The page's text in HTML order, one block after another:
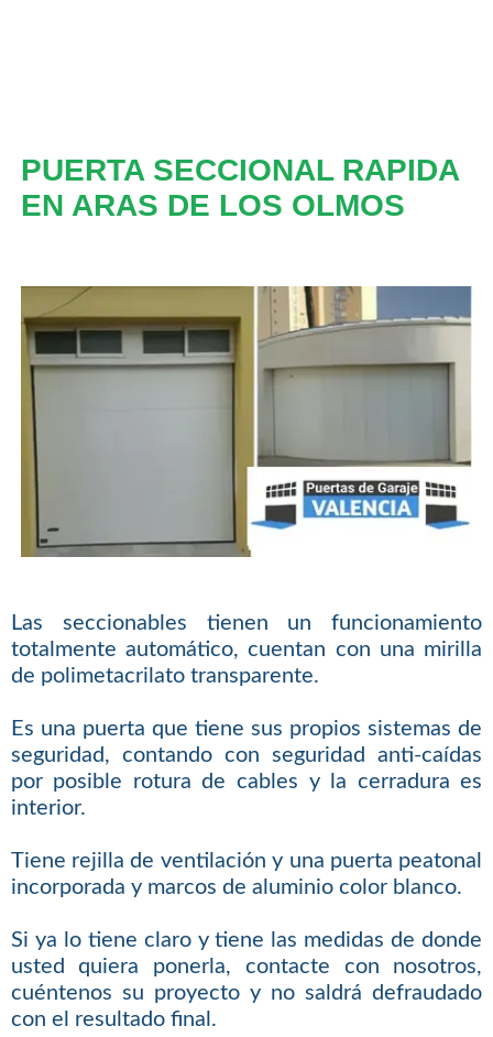
PUERTA SECCIONAL RAPIDA
EN ARAS DE LOS OLMOS
Las seccionables tienen un funcionamiento
totalmente automático, cuentan con una mirilla
de polimetacrilato transparente.
Es una puerta que tiene sus propios sistemas de
seguridad, contando con seguridad anti-caídas
por posible rotura de cables y la cerradura es
interior.
Tiene rejilla de ventilación y una puerta peatonal
incorporada y marcos de aluminio color blanco.
Si ya lo tiene claro y tiene las medidas de donde
usted quiera ponerla, contacte con nosotros,
cuéntenos su proyecto y no saldrá defraudado
con el resultado final.